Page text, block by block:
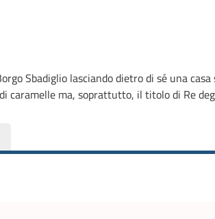
Sbadiglio lasciando dietro di sé una
caramelle ma, soprattutto, il titolo di Re